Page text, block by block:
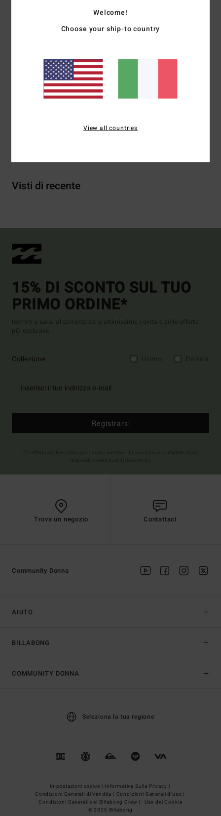
jersey di cotone
Collo:Girocollo
Grafica:stampa serigrafica sul petto
Tintura/lavaggio: Lavaggio vintage a pigmenti
Visti di recente
15% DI SCONTO SUL TUO
PRIMO ORDINE*
Iscriviti e sarai al corrente delle ultimissime novità e delle offerte
più esclusive.
Collezione
Registrarsi
Trova un negozio Contattaci
AIUTO
BILLABONG
Community Donna
COMMUNITY DONNA
Seleziona la tua regione
Impostazioni cookie | Informativa Sulla Privacy |
Condizioni Generali di Vendita | Condizioni Generali d’uso |
Condizioni Generali del Billabong Crew |
Uso dei Cookie
© 2026 Billabong
Welcome!
Choose your ship-to country
View all countries